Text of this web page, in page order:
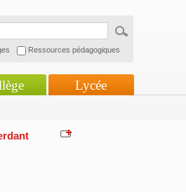
Ressources pédagogiques
Lycée